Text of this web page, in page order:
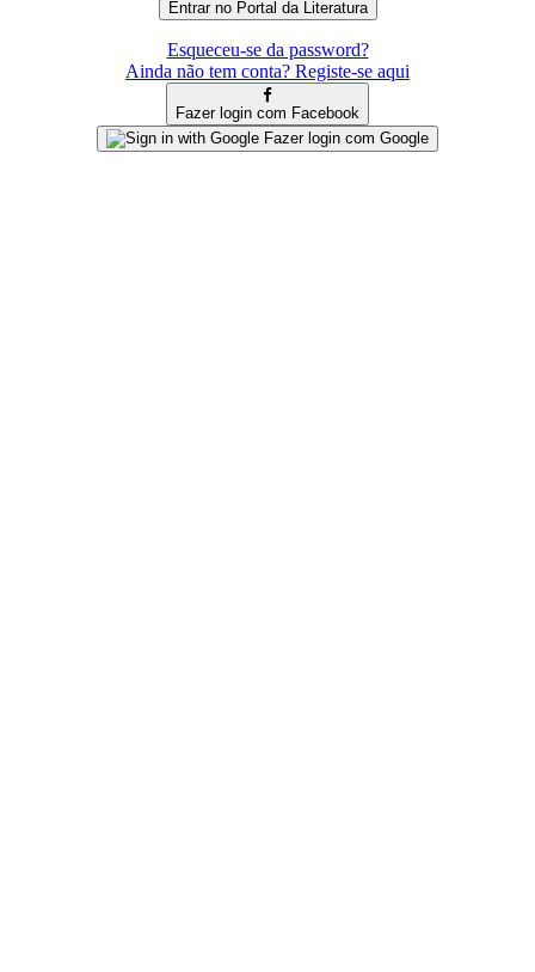
Esqueceu-se da password?
Ainda não tem conta? Registe-se aqui
Fazer login com Facebook
Fazer login com Google